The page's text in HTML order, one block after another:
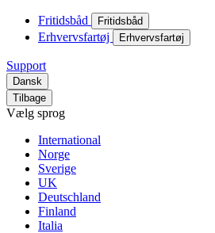
Fritidsbåd Fritidsbåd
Erhvervsfartøj Erhvervsfartøj
Support
Dansk
Tilbage
Vælg sprog
International
Norge
Sverige
UK
Deutschland
Finland
Italia